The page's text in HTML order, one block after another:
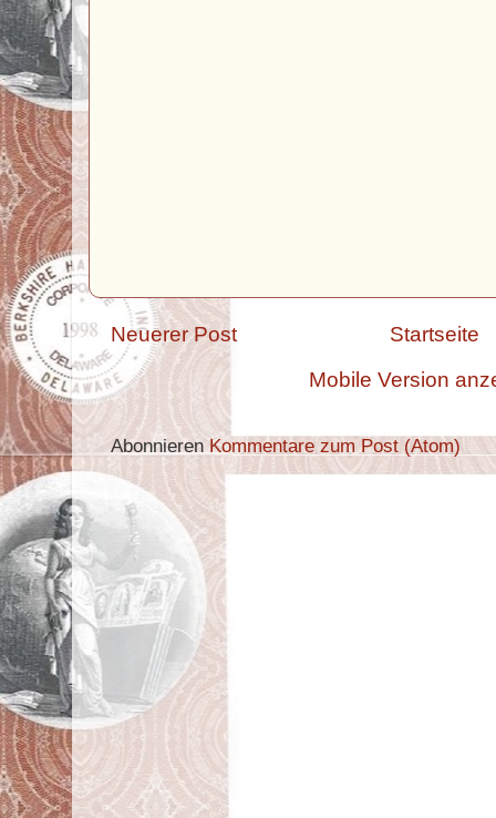
Neuerer Post
Startseite
Mobile Version
AbonnierenKommentare zum Post (Atom)